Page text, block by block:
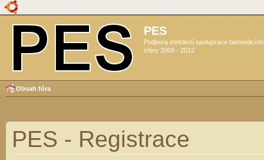
PES
Podpora efektivní spolupráce
sféry 2009 - 2012
Obsah fóra
PES - Registrace